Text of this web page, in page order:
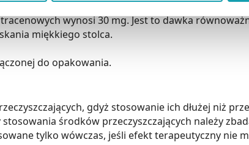
dla funkcjonowania Strony. Będzie się to jednak
wynosi 30 mg. Jest to dawka
miękkiego stolca.
do opakowania.
gdyż stosowanie ich dłużej niż
środków przeczyszczających należy
tylko wówczas, jeśli efekt terapeutyczny nie